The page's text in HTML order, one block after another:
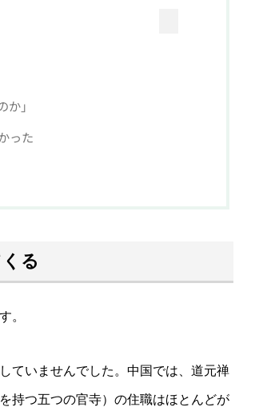
」
った
る
。
ていませんでした。中国では、道元禅
持つ五つの官寺）の住職はほとんどが